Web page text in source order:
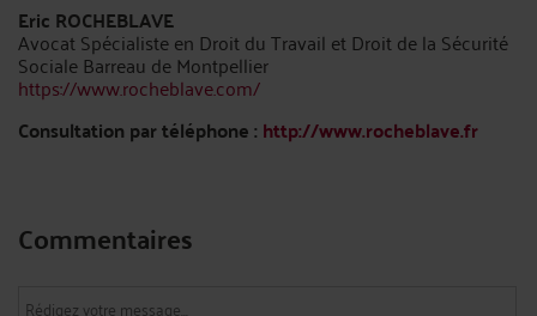
Eric ROCHEBLAVE
Avocat Spécialiste en Droit du Travail et Droit de la Sécurité
Sociale Barreau de Montpellier
https://www.rocheblave.com/
Consultation par téléphone : http://www.rocheblave.fr
Commentaires